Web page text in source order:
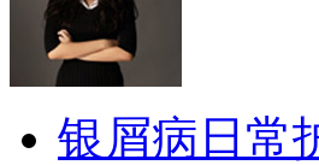
银屑病日常